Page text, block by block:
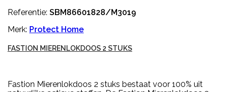
Referentie: SBM86601828/M3019
Merk: Protect Home
FASTION MIERENLOKDOOS 2 STUKS
Fastion Mierenlokdoos 2 stuks bestaat voor 100% uit